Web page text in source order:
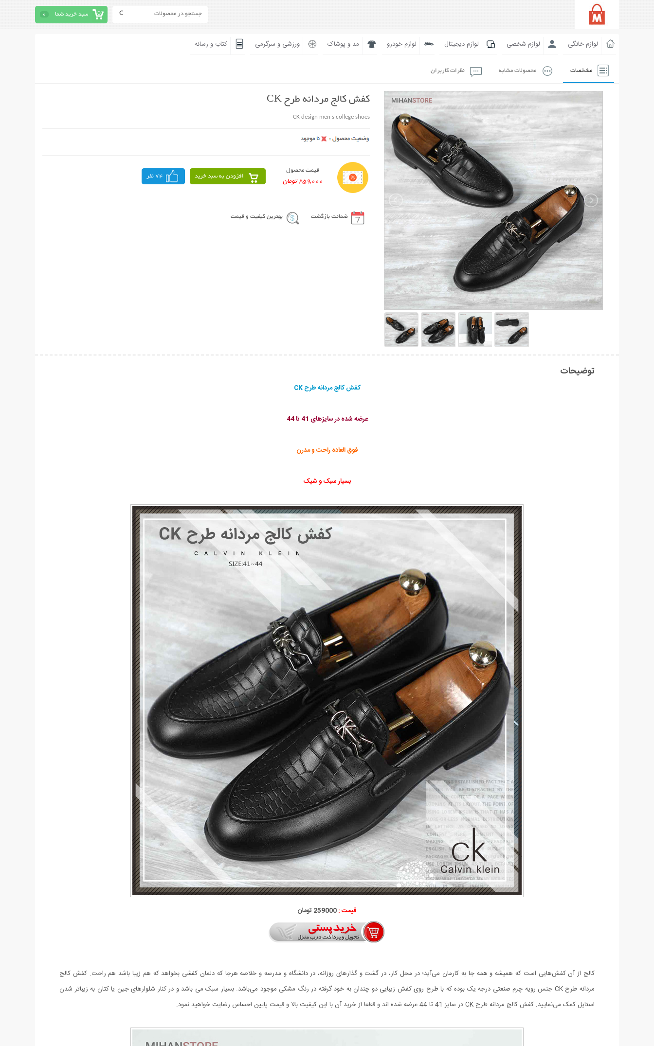
سبد خرید شما 0
لوازم خانگی لوازم شخصی لوازم دیجیتال لوازم خودرو مد و پوشاک ورزشی و سرگرمی کتاب و رسانه
مشخصات محصولات مشابه نظرات کاربران
کفش کالج مردانه طرح CK
CK design men s college shoes
قیمت محصول
259,000 تومان
افزودن به سبد خرید 74 نفر
ضمانت بازگشت بهترین کیفیت و قیمت
توضیحات
کفش کالج مردانه طرح CK
عرضه شده در سایزهای 41 تا 44
فوق العاده راحت و مدرن
بسیار سبک و شیک
قیمت :259000 تومان
کالج از آن کفش‌هایی است که همیشه و همه جا به کار‌مان می‌آید؛ در محل کار، در گشت‌ و گذارهای روزانه، در دانشگاه و مدرسه و خلاصه هرجا که دلمان کفشی بخواهد که هم زیبا باشد هم راحت. کفش کالج
مردانه طرح CK جنس رویه چرم صنعتی درجه یک بوده که با طرح روی کفش زیبایی دو چندان به خود گرفته در رنگ مشکی موجود می‌باشد. بسیار سبک می باشد و در کنار شلوار‌های جین یا کتان به زیبا‌تر شدن
استایل کمک می‌نمایید. کفش کالج مردانه طرح CK در سایز 41 تا 44 عرضه شده اند و قطعا از خرید آن با این کیفیت بالا و قیمت پایین احساس رضایت خواهید نمود.